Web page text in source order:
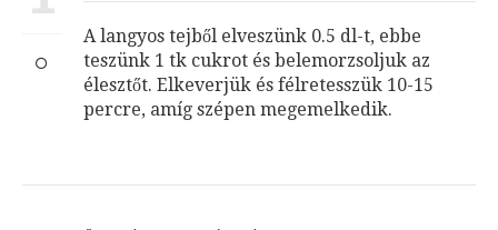
A langyos tejből elveszünk 0.5 dl-t, ebbe
teszünk 1 tk cukrot és belemorzsoljuk az
élesztőt. Elkeverjük és félretesszük 10-15
percre, amíg szépen megemelkedik.